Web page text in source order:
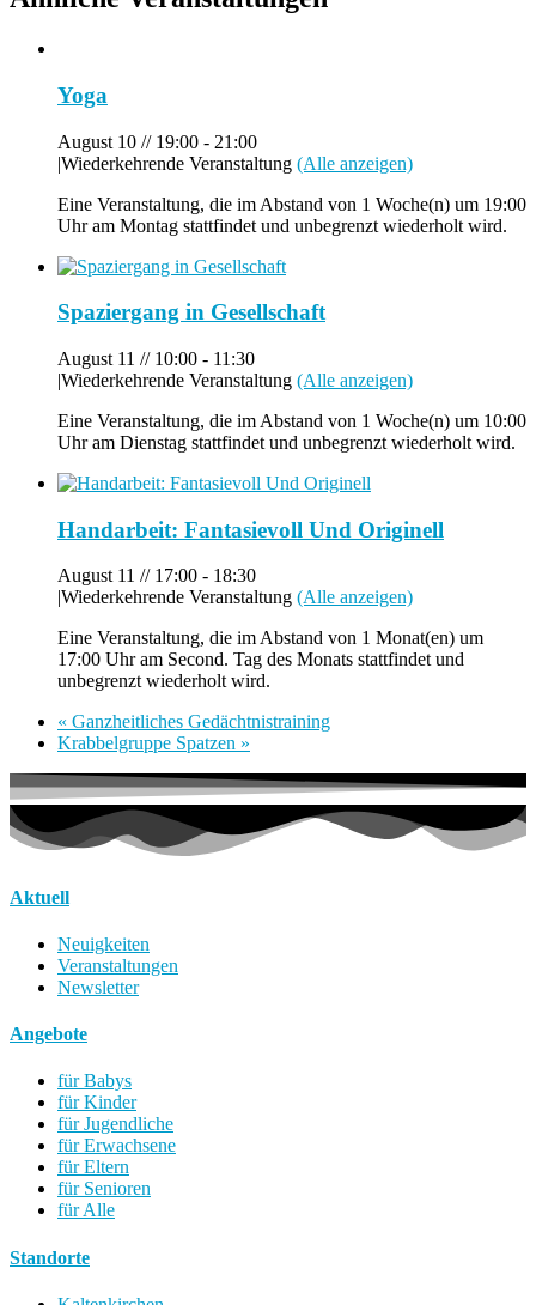
Yoga
August 10 // 19:00 - 21:00
|Wiederkehrende Veranstaltung (Alle anzeigen)
Eine Veranstaltung, die im Abstand von 1 Woche(n) um 19:00
Uhr am Montag stattfindet und unbegrenzt wiederholt wird.
Spaziergang in Gesellschaft
August 11 // 10:00 - 11:30
|Wiederkehrende Veranstaltung (Alle anzeigen)
Eine Veranstaltung, die im Abstand von 1 Woche(n) um 10:00
Uhr am Dienstag stattfindet und unbegrenzt wiederholt wird.
Handarbeit: Fantasievoll Und Originell
August 11 // 17:00 - 18:30
|Wiederkehrende Veranstaltung (Alle anzeigen)
Eine Veranstaltung, die im Abstand von 1 Monat(en) um
17:00 Uhr am Second. Tag des Monats stattfindet und
unbegrenzt wiederholt wird.
« Ganzheitliches Gedächtnistraining
Krabbelgruppe Spatzen »
Aktuell
Neuigkeiten
Veranstaltungen
Newsletter
Angebote
für Babys
für Kinder
für Jugendliche
für Erwachsene
für Eltern
für Senioren
für Alle
Standorte